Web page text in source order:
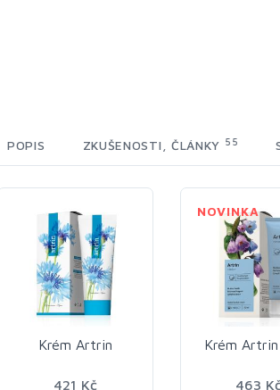
POPIS ZKUŠENOSTI, ČLÁNKY 55
Krém Artrin
421 Kč
NOVINKA
Krém
463